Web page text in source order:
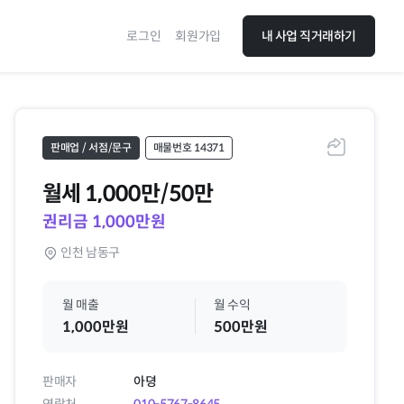
로그인 회원가입 내 사업 직거래하기
공유하기
판매업 / 서점/문구 매물번호 14371
월세 1,000만/50만
권리금 1,000만원
인천 남동구
월 매출
1,000만원
월 수익
500만원
판매자
아뎡